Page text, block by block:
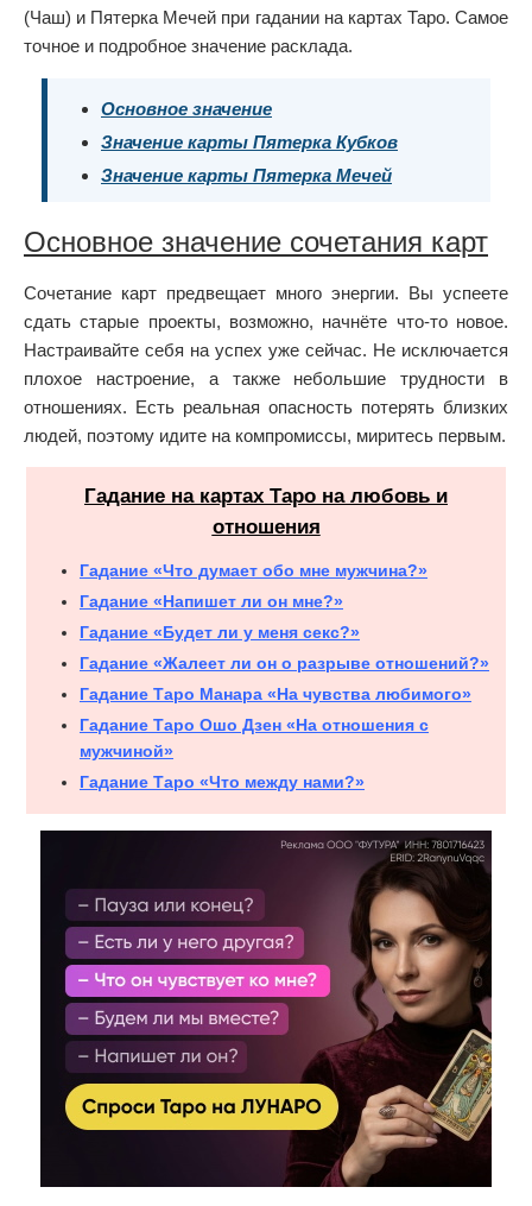
(Чаш) и Пятерка Мечей при гадании на картах Таро. Самое
точное и подробное значение расклада.
Основное значение
Значение карты Пятерка Кубков
Значение карты Пятерка Мечей
Основное значение сочетания карт
Сочетание карт предвещает много энергии. Вы успеете
сдать старые проекты, возможно, начнёте что-то новое.
Настраивайте себя на успех уже сейчас. Не исключается
плохое настроение, а также небольшие трудности в
отношениях. Есть реальная опасность потерять близких
людей, поэтому идите на компромиссы, миритесь первым.
Гадание на картах Таро на любовь и
отношения
Гадание «Что думает обо мне мужчина?»
Гадание «Напишет ли он мне?»
Гадание «Будет ли у меня секс?»
Гадание «Жалеет ли он о разрыве отношений?»
Гадание Таро Манара «На чувства любимого»
Гадание Таро Ошо Дзен «На отношения с
мужчиной»
Гадание Таро «Что между нами?»